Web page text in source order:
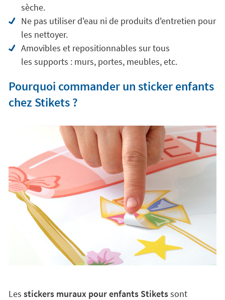
sèche.
Ne pas utiliser d'eau ni de produits d'entretien pour
les nettoyer.
Amovibles et repositionnables sur tous
les supports : murs, portes, meubles, etc.
Pourquoi commander un sticker enfants
chez Stikets ?
Les stickers muraux pour enfants Stiketssont